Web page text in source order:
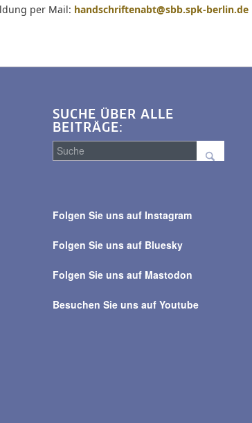
per Mail: handschriftenabt@sbb.spk-berlin.de
SUCHE ÜBER ALLE
BEITRÄGE:
alle
Folgen Sie uns auf Instagram
Folgen Sie uns auf Bluesky
Folgen Sie uns auf Mastodon
Besuchen Sie uns auf Youtube